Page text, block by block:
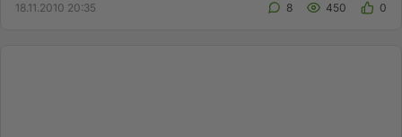
18.11.2010 20:35 8 450 0